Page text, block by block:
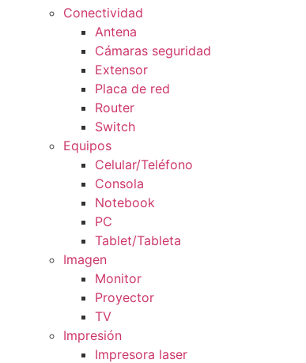
Conectividad
Antena
Cámaras seguridad
Extensor
Placa de red
Router
Switch
Equipos
Celular/Teléfono
Consola
Notebook
PC
Tablet/Tableta
Imagen
Monitor
Proyector
TV
Impresión
Impresora laser